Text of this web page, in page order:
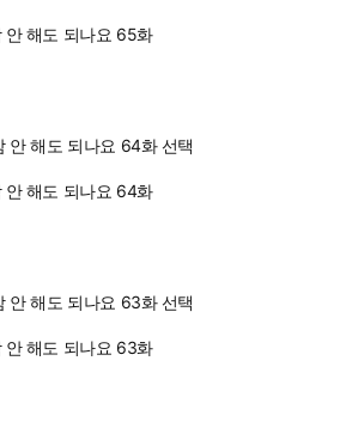
안 해도 되나요 65화
안 해도 되나요 64화 선택
안 해도 되나요 64화
안 해도 되나요 63화 선택
안 해도 되나요 63화